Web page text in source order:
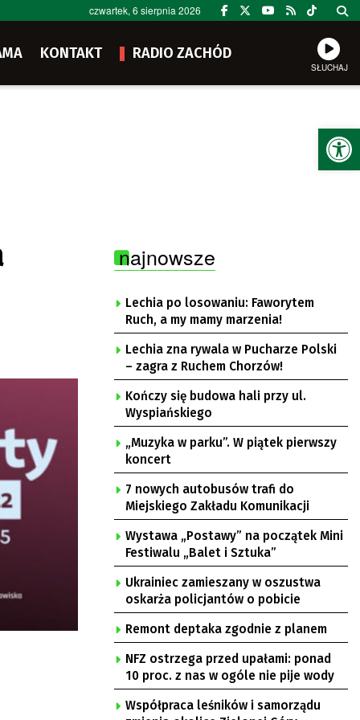
czwartek, 6 sierpnia 2026
KONTAKT RADIO ZACHÓD
SŁUCHAJ
najnowsze
Lechia po losowaniu: Faworytem
Ruch, a my mamy marzenia!
Lechia zna rywala w Pucharze Polski
– zagra z Ruchem Chorzów!
Kończy się budowa hali przy ul.
Wyspiańskiego
„Muzyka w parku”. W piątek pierwszy
koncert
7 nowych autobusów trafi do
Miejskiego Zakładu Komunikacji
Wystawa „Postawy” na początek Mini
Festiwalu „Balet i Sztuka”
Ukrainiec zamieszany w oszustwa
oskarża policjantów o pobicie
Remont deptaka zgodnie z planem
NFZ ostrzega przed upałami: ponad
10 proc. z nas w ogóle nie pije wody
Współpraca leśników i samorządu